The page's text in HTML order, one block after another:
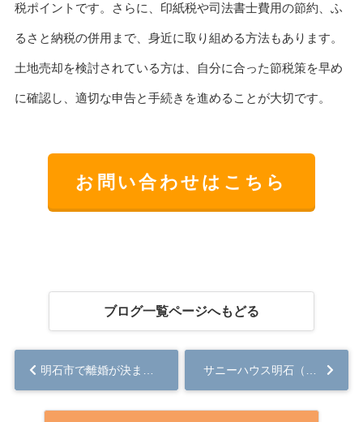
税ポイントです。さらに、印紙税や司法書士費用の節約、ふ
るさと納税の併用まで、身近に取り組める方法もあります。
土地売却を検討されている方は、自分に合った節税策を早め
に確認し、適切な申告と手続きを進めることが大切です。
お問い合わせはこちら
ブログ一覧ページへもどる